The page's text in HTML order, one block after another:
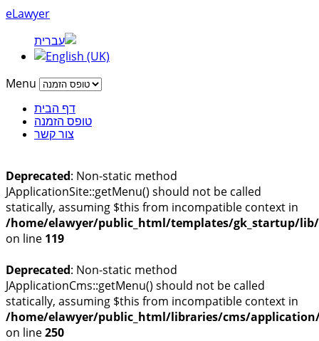
eLawyer
Menu
דף הבית
טופס הזמנה
צור קשר
Deprecated: Non-static method
JApplicationSite::getMenu() should not be called
statically, assuming $this from incompatible context in
/home/elawyer/public_html/templates/gk_startup/
on line 119
Deprecated: Non-static method
JApplicationCms::getMenu() should not be called
statically, assuming $this from incompatible context in
/home/elawyer/public_html/libraries/cms/
on line250